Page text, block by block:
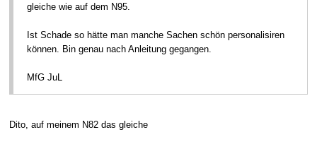
gleiche wie auf dem N95.
Ist Schade so hätte man manche Sachen schön personalisiren
können. Bin genau nach Anleitung gegangen.
MfG JuL
Dito, auf meinem N82 das gleiche